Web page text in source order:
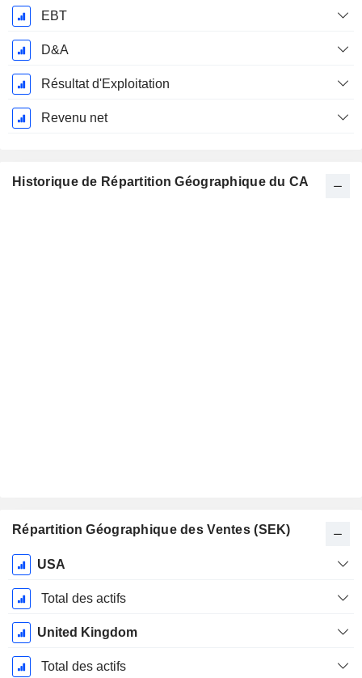
EBT
D&A
Résultat d'Exploitation
Revenu net
Historique de Répartition Géographique du CA
Répartition Géographique des Ventes (SEK)
Période
Fiscale:
Décembre
USA
Total des actifs
United Kingdom
Total des actifs